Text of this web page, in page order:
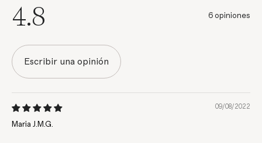
4.8 6 opiniones
Escribir una opinión
09/08/2022
Maria J.M.G.